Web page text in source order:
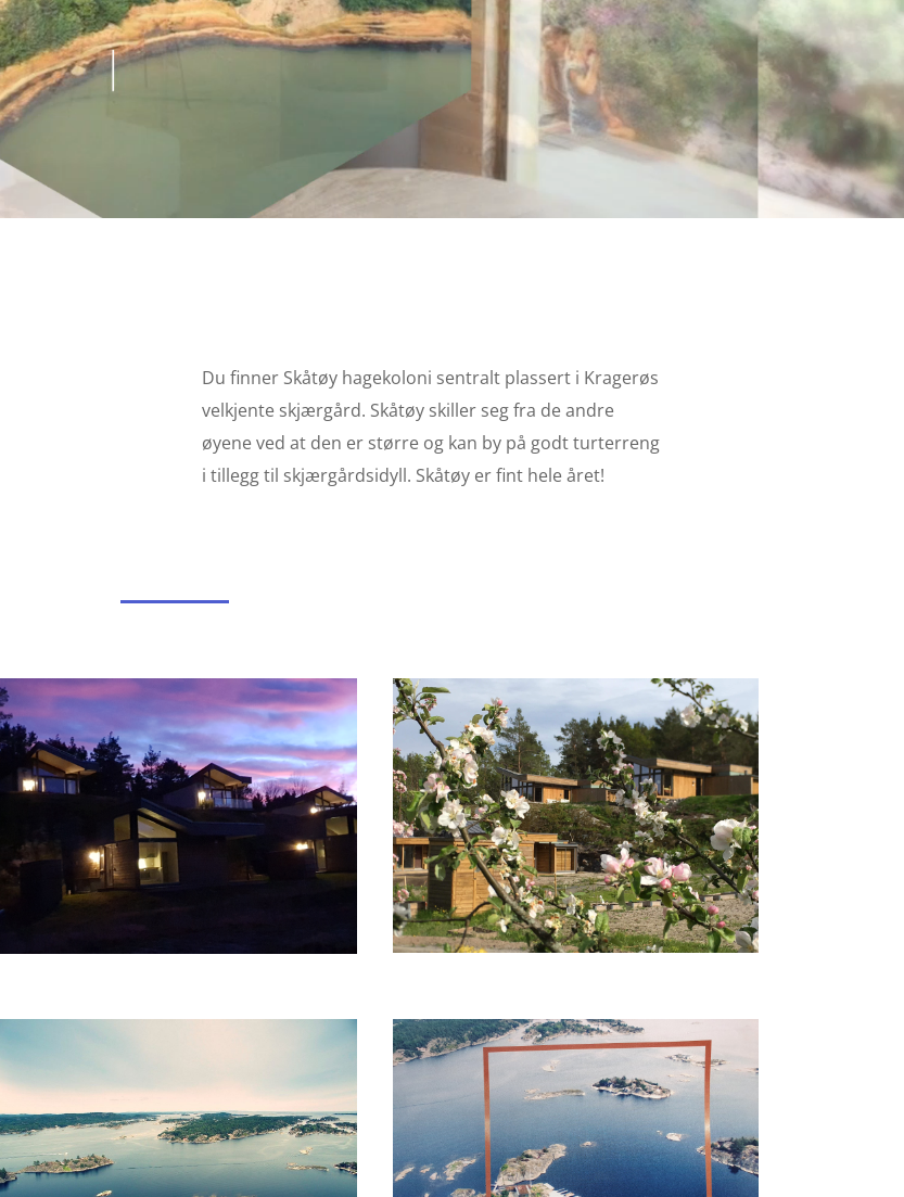
Du finner Skåtøy hagekoloni sentralt plassert i Kragerøs
velkjente skjærgård. Skåtøy skiller seg fra de andre
øyene ved at den er større og kan by på godt turterreng
i tillegg til skjærgårdsidyll. Skåtøy er fint hele året!